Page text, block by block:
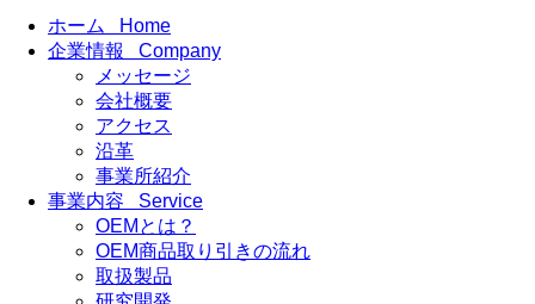
ホーム
Home
企業情報 Company
メッセージ
会社概要
アクセス
沿革
事業所紹介
事業内容 Service
OEMとは？
OEM商品取り引きの流れ
取扱製品